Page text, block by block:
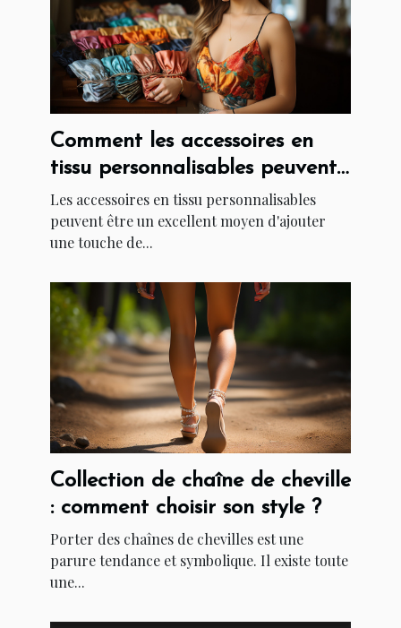
Comment les accessoires en
tissu personnalisables peuvent
ajouter une touche de
créativité à votre tenue ?
Les accessoires en tissu personnalisables
peuvent être un excellent moyen d'ajouter
une touche de...
Collection de chaîne de cheville
: comment choisir son style ?
Porter des chaînes de chevilles est une
parure tendance et symbolique. Il existe toute
une...